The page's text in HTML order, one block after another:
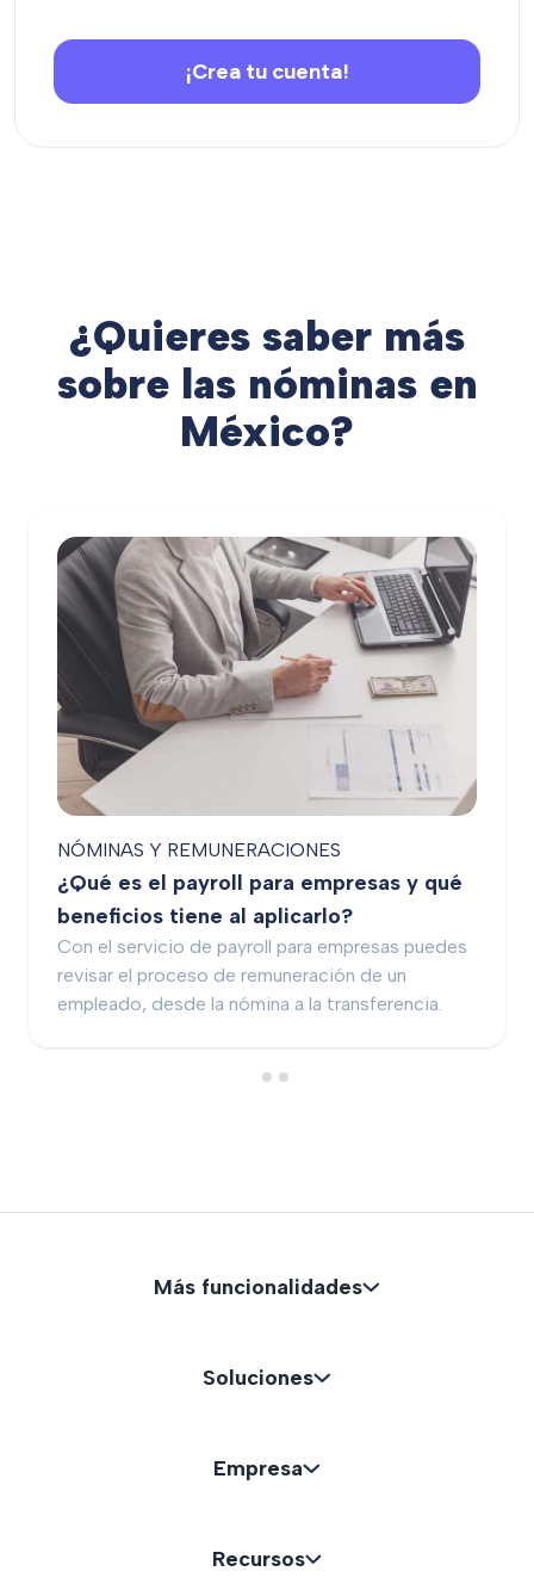
¡Crea tu cuenta!
¿Quieres saber más
sobre las nóminas en
México?
NÓMINAS Y REMUNERACIONES
¿Qué es el payroll para empresas y qué
beneficios tiene al aplicarlo?
Con el servicio de payroll para empresas puedes
revisar el proceso de remuneración de un
empleado, desde la nómina a la transferencia.
Más funcionalidades
Soluciones
Empresa
Recursos